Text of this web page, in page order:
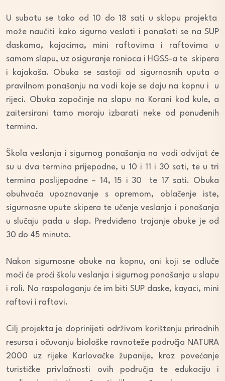
U subotu se tako od 10 do 18 sati u sklopu projekta
može naučiti kako sigurno veslati i ponašati se na SUP
daskama, kajacima, mini raftovima i raftovima u
samom slapu, uz osiguranje ronioca i HGSS-a te skipera
i kajakaša. Obuka se sastoji od sigurnosnih uputa o
pravilnom ponašanju na vodi koje se daju na kopnu i u
rijeci. Obuka započinje na slapu na Korani kod kule, a
zaitersirani tamo moraju izbarati neke od ponuđenih
termina.
Škola veslanja i sigurnog ponašanja na vodi odvijat će
su u dva termina prijepodne, u 10 i 11 i 30 sati, te u tri
termina poslijepodne – 14, 15 i 30 te 17 sati. Obuka
obuhvaća upoznavanje s opremom, oblačenje iste,
sigurnosne upute skipera te učenje veslanja i ponašanja
u slučaju pada u slap. Predviđeno trajanje obuke je od
30 do 45 minuta.
Nakon sigurnosne obuke na kopnu, oni koji se odluče
moći će proći školu veslanja i sigurnog ponašanja u slapu
i roli. Na raspolaganju će im biti SUP daske, kayaci, mini
raftovi i raftovi.
Cilj projekta je doprinijeti održivom korištenju prirodnih
resursa i očuvanju biološke ravnoteže područja NATURA
2000 uz rijeke Karlovačke županije, kroz povećanje
turističke privlačnosti ovih područja te edukaciju i